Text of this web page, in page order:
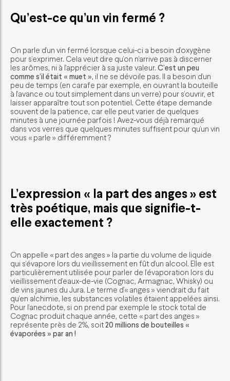
Qu’est-ce qu’un vin fermé ?
On parle d’un vin fermé lorsque celui-ci a besoin d’oxygène
pour s’exprimer. Cela veut dire qu’on n’arrive pas à discerner
les arômes, ni à l’apprécier à sa juste valeur. C’est un peu
comme s’il était « muet », il ne se dévoile pas. Il a besoin d’un
peu de temps (en carafe par exemple, en ouvrant la bouteille
à l’avance ou tout simplement dans un verre) pour s’ouvrir, et
laisser apparaître tout son potentiel. Cette étape demande
souvent de la patience, car elle peut varier de quelques
minutes à une journée parfois ! Avez-vous déjà remarqué
dans vos verres que quelques minutes suffisent pour qu’un vin
vous « parle » différemment ?
L’expression « la part des anges » est
très poétique, mais que signifie-t-
elle exactement ?
On appelle « part des anges » la partie du volume de liquide
qui s’évapore lors du vieillissement en fût d’un alcool. Elle est
particulièrement utilisée pour parler de l’évaporation lors du
vieillissement d’eaux-de-vie (Cognac, Armagnac, Whisky) ou
de vins jaunes du Jura. Le terme d’« anges » viendrait du fait
qu’en alchimie, les substances volatiles étaient appelées ainsi.
Pour l’anecdote, si on prend par exemple le stock total de
Cognac produit chaque année, cette « part des anges »
représente près de 2%, soit20 millions de bouteilles «
évaporées » par an !